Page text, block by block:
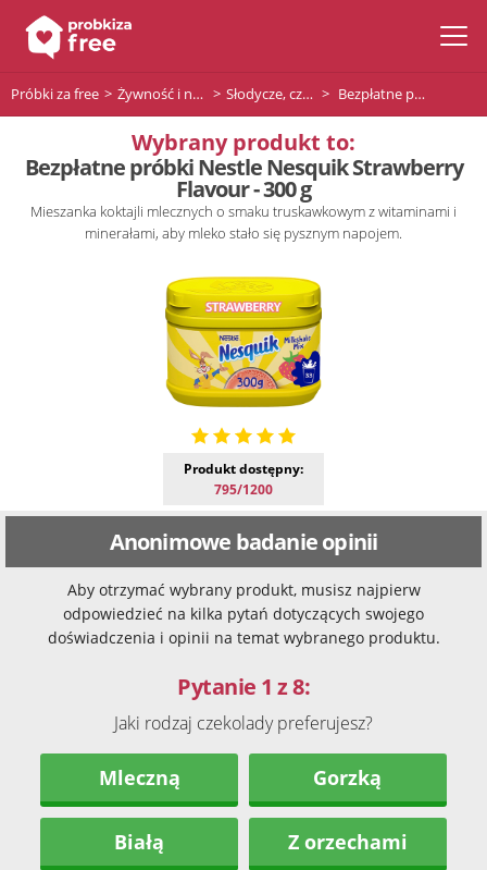
Próbki za free Żywność i napoje Słodycze, czekolady i desery Bezpłatne próbki Nestle Nesquik Strawberry Flavour - 300 g
Wybrany produkt to:
Bezpłatne próbki Nestle Nesquik Strawberry
Flavour - 300 g
Mieszanka koktajli mlecznych o smaku truskawkowym z witaminami i
minerałami, aby mleko stało się pysznym napojem.
Produkt dostępny:
795/1200
Anonimowe badanie opinii
Aby otrzymać wybrany produkt, musisz najpierw
odpowiedzieć na kilka pytań dotyczących swojego
doświadczenia i opinii na temat wybranego produktu.
Pytanie 1 z 8:
Jaki rodzaj czekolady preferujesz?
Mleczną Gorzką
Białą Z orzechami